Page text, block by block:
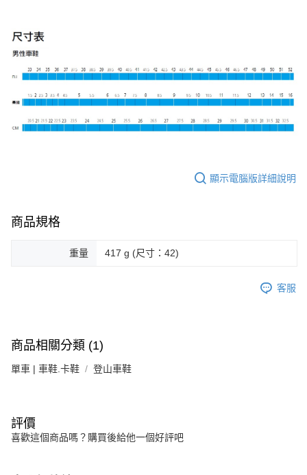
顯示電腦版詳細說明
商品規格
重量 417 g (尺寸：42)
客服
商品相關分類 (1)
單車 | 車鞋.卡鞋 登山車鞋
評價
喜歡這個商品嗎？購買後給他一個好評吧